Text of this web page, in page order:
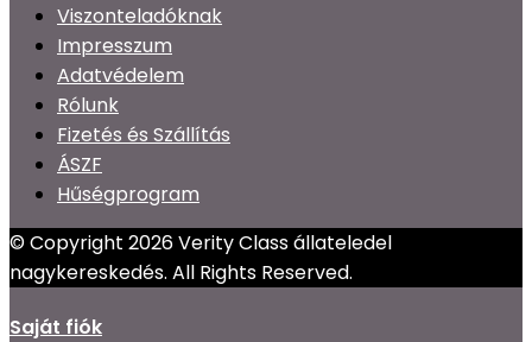
Viszonteladóknak
Impresszum
Adatvédelem
Rólunk
Fizetés és Szállítás
ÁSZF
Hűségprogram
© Copyright 2026 Verity Class állateledel
nagykereskedés. All Rights Reserved.
Saját fiók